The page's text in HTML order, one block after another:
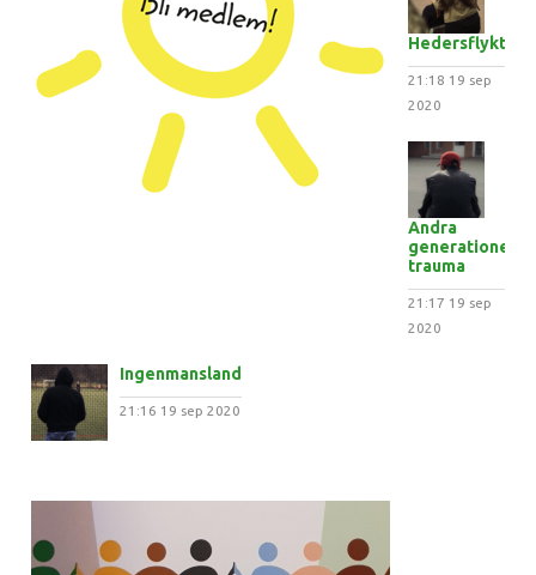
Hedersflykten
21:18 19 sep
2020
Andra
generationens
trauma
21:17 19 sep
2020
Ingenmansland
21:16 19 sep 2020